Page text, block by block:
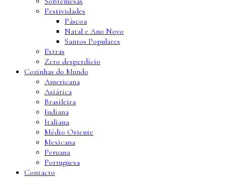
Festividades
Páscoa
Natal e Ano Novo
Santos Populares
Extras
Zero desperdício
Cozinhas do Mundo
Americana
Asiática
Brasileira
Indiana
Italiana
Médio Oriente
Mexicana
Peruana
Portuguesa
Contacto